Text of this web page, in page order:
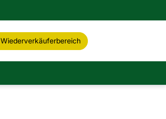
Wiederverkäuferbereich